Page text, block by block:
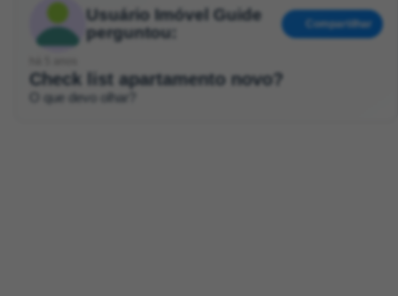
Usuário Imóvel Guide
perguntou:
Compartilhar
Check list apartamento novo?
O que devo olhar?